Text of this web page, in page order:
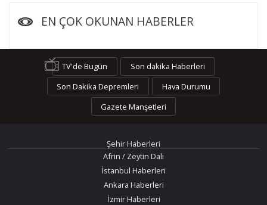
EN ÇOK OKUNAN HABERLER
TV'de Bugün
Son dakika Haberleri
Son Dakika Depremleri
Hava Durumu
Gazete Manşetleri
Şehir Haberleri
Afrin / Zeytin Dalı
İstanbul Haberleri
Ankara Haberleri
İzmir Haberleri